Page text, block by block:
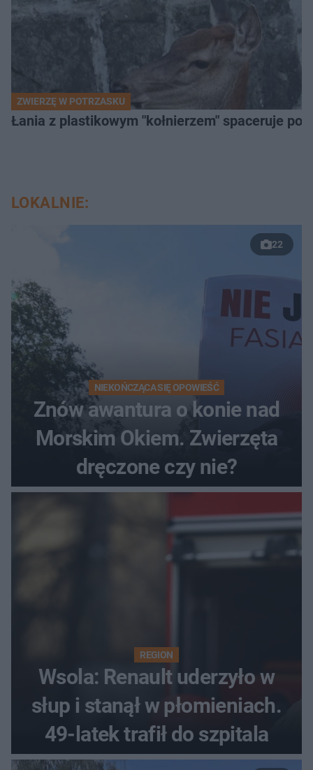
ZWIERZĘ W POTRZASKU
Łania z plastikowym "kołnierzem" spaceruje po
LOKALNIE:
22
NIEKOŃCZĄCA SIĘ OPOWIEŚĆ
Znów awantura o konie nad
Morskim Okiem. Zwierzęta
dręczone czy nie?
REGION
Wsola: Renault uderzyło w
słup i stanął w płomieniach.
49-latek trafił do szpitala